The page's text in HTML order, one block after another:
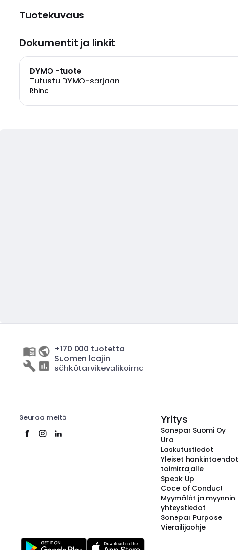
Tuotekuvaus
Dokumentit ja linkit
DYMO -tuote
Tutustu DYMO-sarjaan
Rhino
+170 000 tuotetta
Suomen laajin
sähkötarvikevalikoima
Seuraa meitä Yritys
Sonepar Suomi Oy
Ura
Laskutustiedot
Yleiset hankintaehdot
toimittajalle
Speak Up
Code of Conduct
Myymälät ja myynnin
yhteystiedot
Sonepar Purpose
Vierailijaohje